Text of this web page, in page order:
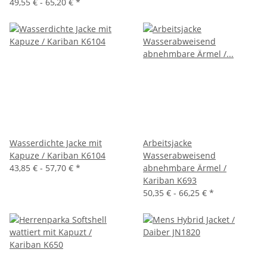
Wasserdichte Jacke mit
Kapuze / Kariban K6104
43,85 € - 57,70 € *
Arbeitsjacke
Wasserabweisend
abnehmbare Ärmel /
Kariban K693
50,35 € - 66,25 € *